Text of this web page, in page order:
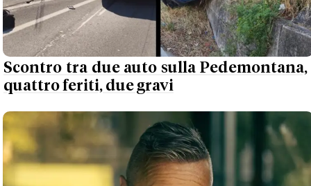
Scontro tra due auto sulla Pedemontana,
quattro feriti, due gravi